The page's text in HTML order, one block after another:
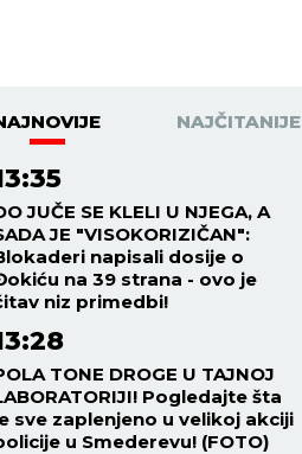
NAJČITANIJE
JUČE SE KLELI U NJEGA, A
JE "VISOKORIZIČAN":
napisali dosije o
na 39 strana - ovo je
niz primedbi!
TONE DROGE U TAJNOJ
Pogledajte šta
sve zaplenjeno u velikoj akciji
u Smederevu! (FOTO)